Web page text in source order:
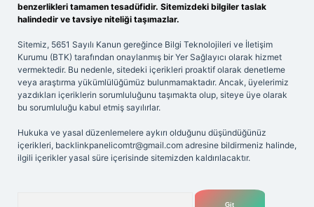
benzerlikleri tamamen tesadüfidir. Sitemizdeki bilgiler taslak
halindedir ve tavsiye niteliği taşımazlar.
Sitemiz, 5651 Sayılı Kanun gereğince Bilgi Teknolojileri ve İletişim
Kurumu (BTK) tarafından onaylanmış bir Yer Sağlayıcı olarak hizmet
vermektedir. Bu nedenle, sitedeki içerikleri proaktif olarak denetleme
veya araştırma yükümlülüğümüz bulunmamaktadır. Ancak, üyelerimiz
yazdıkları içeriklerin sorumluluğunu taşımakta olup, siteye üye olarak
bu sorumluluğu kabul etmiş sayılırlar.
Hukuka ve yasal düzenlemelere aykırı olduğunu düşündüğünüz
içerikleri, backlinkpanelicomtr@gmail.com adresine bildirmeniz halinde,
ilgili içerikler yasal süre içerisinde sitemizden kaldırılacaktır.